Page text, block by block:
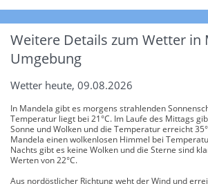
Weitere Details zum Wetter in
Umgebung
Wetter heute, 09.08.2026
In Mandela gibt es morgens strahlenden
Temperatur liegt bei 21°C. Im Laufe des Mittags
Sonne und Wolken und die Temperatur erreicht
Mandela einen wolkenlosen Himmel bei
Nachts gibt es keine Wolken und die Sterne sind
Werten von 22°C.
Aus nordöstlicher Richtung weht der Wind und